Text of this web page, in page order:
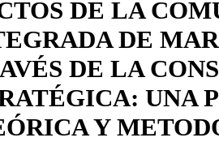
DE LA
DE
DE LA
UNA
Y